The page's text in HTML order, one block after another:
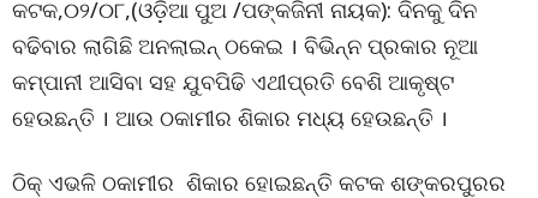
କଟକ,୦୨/୦୮,(ଓଡ଼ିଆ ପୁଅ /ପଙ୍କଜିନୀ ନାୟକ): ଦିନକୁ ଦିନ
ବଢିବାର ଲାଗିଛି ଅନଲାଇନ୍ ଠକେଇ । ବିଭିନ୍ନ ପ୍ରକାର ନୂଆ
କମ୍ପାନୀ ଆସିବା ସହ ଯୁବପିଢି ଏଥୀପ୍ରତି ବେଶି ଆକୃଷ୍ଟ
ହେଉଛନ୍ତି । ଆଉ ଠକାମୀର ଶିକାର ମଧ୍ୟ ହେଉଛନ୍ତି ।
ଠିକ୍ ଏଭଳି ଠକାମୀର ଶିକାର ହୋଇଛନ୍ତି କଟକ ଶଙ୍କରପୁରର